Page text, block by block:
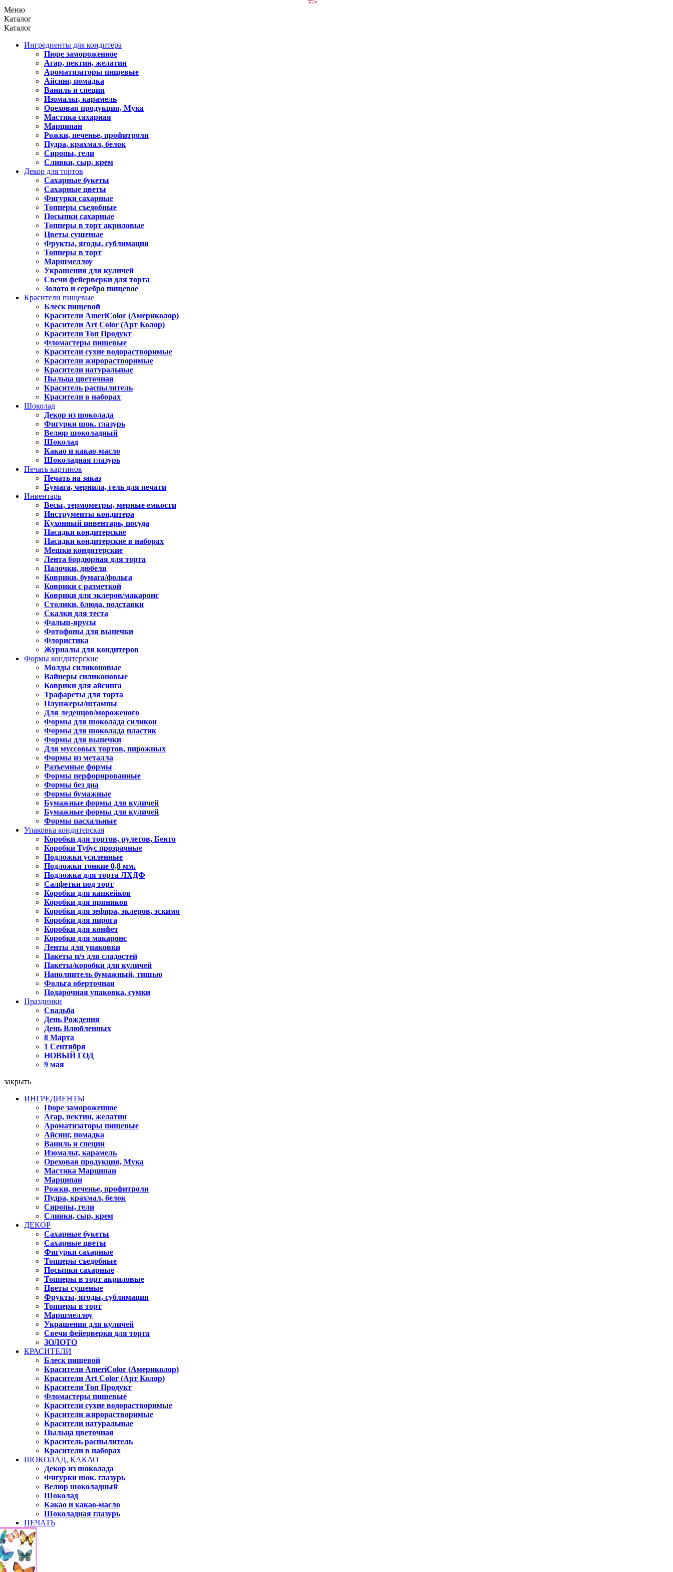
Меню
Каталог
Каталог
Ингредиенты для кондитера
Пюре замороженное
Агар, пектин, желатин
Ароматизаторы пищевые
Айсинг, помадка
Ваниль и специи
Изомальт, карамель
Ореховая продукция, Мука
Мастика сахарная
Марципан
Рожки, печенье, профитроли
Пудра, крахмал, белок
Сиропы, гели
Сливки, сыр, крем
Декор для тортов
Сахарные букеты
Сахарные цветы
Фигурки сахарные
Топперы съедобные
Посыпки сахарные
Топперы в торт акриловые
Цветы сушеные
Фрукты, ягоды, сублимация
Топперы в торт
Маршмеллоу
Украшения для куличей
Свечи фейерверки для торта
Золото и серебро пищевое
Красители пищевые
Блеск пищевой
Красители AmeriColor (Америколор)
Красители Art Color (Арт Колор)
Красители Топ Продукт
Фломастеры пищевые
Красители сухие водорастворимые
Красители жирорастворимые
Красители натуральные
Пыльца цветочная
Краситель распылитель
Красители в наборах
Шоколад
Декор из шоколада
Фигурки шок. глазурь
Велюр шоколадный
Шоколад
Какао и какао-масло
Шоколадная глазурь
Печать картинок
Печать на заказ
Бумага, чернила, гель для печати
Инвентарь
Весы, термометры, мерные емкости
Инструменты кондитера
Кухонный инвентарь, посуда
Насадки кондитерские
Насадки кондитерские в наборах
Мешки кондитерские
Лента бордюрная для торта
Палочки, дюбеля
Коврики, бумага/фольга
Коврики с разметкой
Коврики для эклеров/макаронс
Столики, блюда, подставки
Скалки для теста
Фальш-ярусы
Фотофоны для выпечки
Флористика
Журналы для кондитеров
Формы кондитерские
Молды силиконовые
Вайнеры силиконовые
Коврики для айсинга
Трафареты для торта
Плунжеры/штампы
Для леденцов/мороженого
Формы для шоколада силикон
Формы для шоколада пластик
Формы для выпечки
Для муссовых тортов, пирожных
Формы из металла
Разъемные формы
Формы перфорированные
Формы без дна
Формы бумажные
Бумажные формы для куличей
Бумажные формы для куличей
Формы пасхальные
Упаковка кондитерская
Коробки для тортов, рулетов, Бенто
Коробки Тубус прозрачные
Подложки усиленные
Подложки тонкие 0,8 мм.
Подложка для торта ЛХДФ
Салфетки под торт
Коробки для капкейков
Коробки для пряников
Коробки для зефира, эклеров, эскимо
Коробки для пирога
Коробки для конфет
Коробки для макаронс
Ленты для упаковки
Пакеты п/э для сладостей
Пакеты/коробки для куличей
Наполнитель бумажный, тишью
Фольга оберточная
Подарочная упаковка, сумки
Праздники
Свадьба
День Рождения
День Влюбленных
8 Марта
1 Сентября
НОВЫЙ ГОД
9 мая
закрыть
ИНГРЕДИЕНТЫ
Пюре замороженное
Агар, пектин, желатин
Ароматизаторы пищевые
Айсинг, помадка
Ваниль и специи
Изомальт, карамель
Ореховая продукция, Мука
Мастика Марципан
Марципан
Рожки, печенье, профитроли
Пудра, крахмал, белок
Сиропы, гели
Сливки, сыр, крем
ДЕКОР
Сахарные букеты
Сахарные цветы
Фигурки сахарные
Топперы съедобные
Посыпки сахарные
Топперы в торт акриловые
Цветы сушеные
Фрукты, ягоды, сублимация
Топперы в торт
Маршмеллоу
Украшения для куличей
Свечи фейерверки для торта
ЗОЛОТО
КРАСИТЕЛИ
Блеск пищевой
Красители AmeriColor (Америколор)
Красители Art Color (Арт Колор)
Красители Топ Продукт
Фломастеры пищевые
Красители сухие водорастворимые
Красители жирорастворимые
Красители натуральные
Пыльца цветочная
Краситель распылитель
Красители в наборах
ШОКОЛАД, КАКАО
Декор из шоколада
Фигурки шок. глазурь
Велюр шоколадный
Шоколад
Какао и какао-масло
Шоколадная глазурь
ПЕЧАТЬ